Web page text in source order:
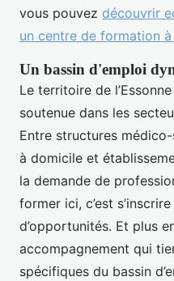
vous pouvez découvrir
un centre de formation
Un bassin d'emploi
Le territoire de
soutenue dans les
Entre structures
à domicile et
la demande de
former ici, c’est
d’opportunités. Et plus
accompagnement qui
spécifiques du bassin